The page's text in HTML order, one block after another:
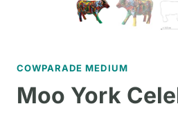
COWPARADE MEDIUM
Moo York